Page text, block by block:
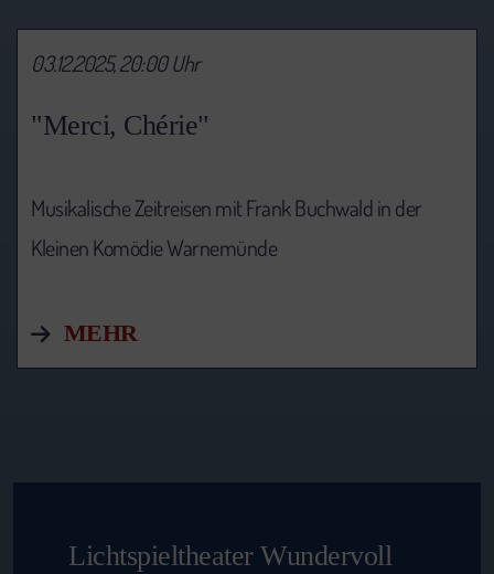
"Merci, Chérie"
03.12.2025, 20:00 Uhr
Musikalische Zeitreisen mit Frank Buchwald in der
Kleinen Komödie Warnemünde
MEHR
Lichtspieltheater Wundervoll